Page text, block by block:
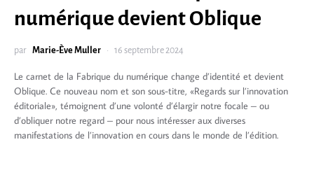
numérique devient Oblique
par Marie-Ève Muller 16 septembre 2024
Le carnet de la Fabrique du numérique change d’identité et devient
Oblique. Ce nouveau nom et son sous-titre, «Regards sur l’innovation
éditoriale», témoignent d’une volonté d’élargir notre focale – ou
d’obliquer notre regard – pour nous intéresser aux diverses
manifestations de l’innovation en cours dans le monde de l’édition.